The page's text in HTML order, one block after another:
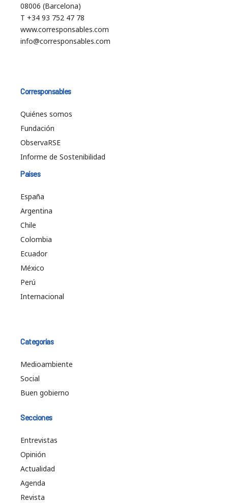
08006 (Barcelona)
T +34 93 752 47 78
www.corresponsables.com
info@corresponsables.com
Corresponsables
Quiénes somos
Fundación
ObservaRSE
Informe de Sostenibilidad
Países
España
Argentina
Chile
Colombia
Ecuador
México
Perú
Internacional
Categorías
Medioambiente
Social
Buen gobierno
Secciones
Entrevistas
Opinión
Actualidad
Agenda
Revista